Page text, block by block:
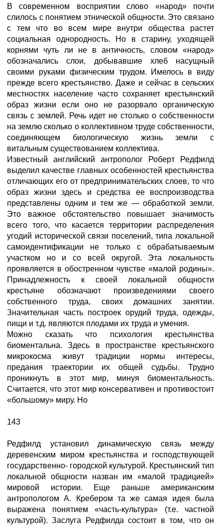
В современном восприятии слово «народ» почти
слилось с понятием этнической общности. Это связано
с тем что во всем мире внутри общества растет
социальная однородность. Но в старину, уходящей
корнями чуть ли не в античность, словом «народ»
обозначались слои, добывавшие хлеб насущный
своими руками физическим трудом. Имелось в виду
прежде всего крестьянство. Даже и сейчас в сельских
местностях население часто сохраняет крестьянский
образ жизни если оно не разорвало органическую
связь с землей. Речь идет не столько о собственности
на землю сколько о коллективном труде собственности,
соединяющем биологическую жизнь земли с
витальным существованием коллектива.
Известный английский антрополог Роберт Редфилд
выделил качестве главных особенностей крестьянства
отличающих его от предпринимательских слоев, то что
образ жизни здесь и средства ее воспроизводства
представлены одним и тем же — обработкой земли.
Это важное обстоятельство повышает значимость
всего того, что касается территории распределения
угодий исторической связи поселений, типа локальной
самоидентификации не только с обрабатываемым
участком но и со всей округой. Эта локальность
проявляется в обостренном чувстве «малой родины».
Принадлежность к своей локальной общности
крестьяне обозначают произведениями своего
собственного труда, своих домашних занятии.
Значительная часть построек орудий труда, одежды,
пищи и т.д. являются плодами их труда и умения.
Можно сказать что психология крестьянства
биоментальна. Здесь в пространстве крестьянского
микрокосма живут традиции нормы интересы,
предания траектории их общей судьбы. Трудно
проникнуть в этот мир, минуя биоментальность.
Считается, что этот мир консервативен и противостоит
«большому» миру. Но
143
Редфилд установил динамическую связь между
деревенским миром крестьянства и господствующей
государственно- городской культурой. Крестьянский тип
локальной общности назван им «малой традицией»
мировой истории. Еще раньше американским
антропологом А. Кребером та же самая идея была
выражена понятием «часть-культура» (т.е. частной
культурой). Заслуга Редфилда состоит в том, что он